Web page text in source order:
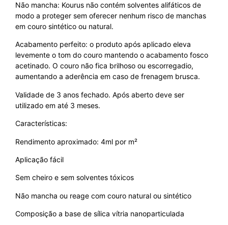
Não mancha: Kourus não contém solventes alifáticos de
modo a proteger sem oferecer nenhum risco de manchas
em couro sintético ou natural.
Acabamento perfeito: o produto após aplicado eleva
levemente o tom do couro mantendo o acabamento fosco
acetinado. O couro não fica brilhoso ou escorregadio,
aumentando a aderência em caso de frenagem brusca.
Validade de 3 anos fechado. Após aberto deve ser
utilizado em até 3 meses.
Características:
Rendimento aproximado: 4ml por m²
Aplicação fácil
Sem cheiro e sem solventes tóxicos
Não mancha ou reage com couro natural ou sintético
Composição a base de sílica vítria nanoparticulada